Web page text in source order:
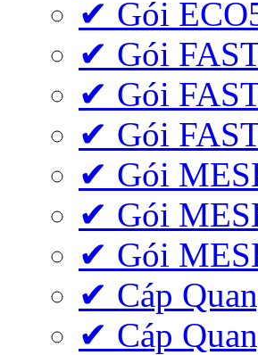
✔ Gói
✔ Gói
✔ Gói
✔ Gói
✔ Gói
✔ Gói
✔ Gói
✔ Cáp
✔ Cáp